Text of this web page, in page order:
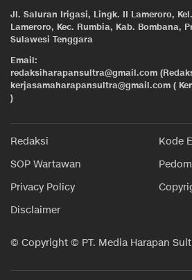
Jl. Saluran Irigasi, Lingk. II Lameroro, Kel.
Lameroro, Kec. Rumbia, Kab. Bombana,
Sulawesi Tenggara
Email:
redaksiharapansultra@gmail.com
kerjasamaharapansultra@gmail.com (
)
Redaksi
Kode
SOP Wartawan
Privacy Policy
Disclaimer
© Copyright © PT. Media Harapan